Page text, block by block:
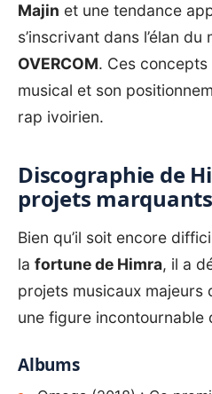
Majin et une tendance
s’inscrivant dans l’élan du
OVERCOM. Ces
musical et son
rap ivoirien.
Discographie de
projets marquants
Bien qu’il soit encore
la fortune de Himra, il a
projets musicaux majeurs
une figure incontournable
Albums